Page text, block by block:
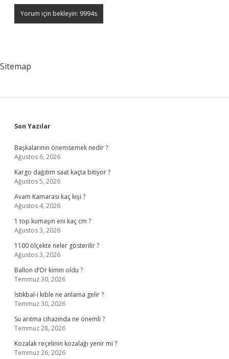
Sitemap
Sidebar
Son Yazılar
Başkalarının önemsemek nedir ?
Ağustos 6, 2026
Kargo dağıtım saat kaçta bitiyor ?
Ağustos 5, 2026
Avam Kamarası kaç kişi ?
Ağustos 4, 2026
1 top kumaşın eni kaç cm ?
Ağustos 3, 2026
1100 ölçekte neler gösterilir ?
Ağustos 3, 2026
Ballon d’Or kimin oldu ?
Temmuz 30, 2026
İstikbal-i kıble ne anlama gelir ?
Temmuz 30, 2026
Su arıtma cihazında ne önemli ?
Temmuz 28, 2026
Kozalak reçelinin kozalağı yenir mi ?
Temmuz 26, 2026